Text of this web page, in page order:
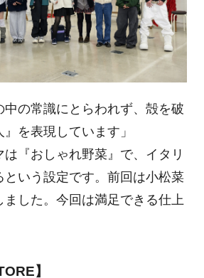
中の常識にとらわれず、殻を破
を表現しています」
『おしゃれ野菜』で、イタリ
という設定です。前回は小松菜
ました。今回は満足できる仕上
】